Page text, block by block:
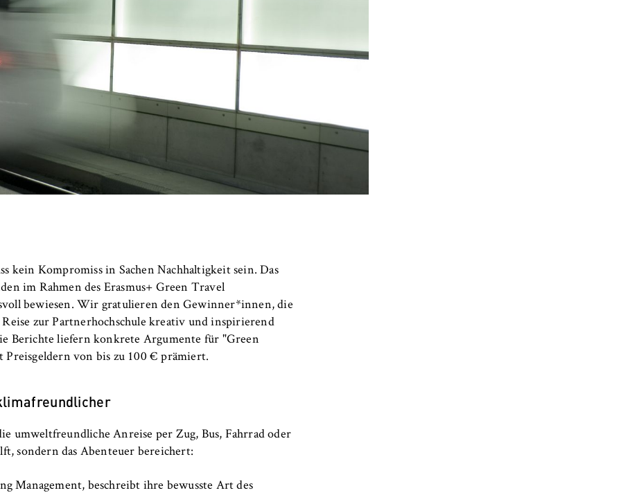
kein Kompromiss in Sachen Nachhaltigkeit sein. Das
im Rahmen des Erasmus+ Green Travel
bewiesen. Wir gratulieren den Gewinner*innen, die
zur Partnerhochschule kreativ und inspirierend
Berichte liefern konkrete Argumente für "Green
von bis zu 100 € prämiert.
umweltfreundliche Anreise per Zug, Bus, Fahrrad oder
sondern das Abenteuer bereichert:
Management, beschreibt ihre bewusste Art des
der Browsersitzung für eingeloggte Frontend-Benutzer (z. B.
Er speichert die Session-ID und sorgt dafür, dass
des Besuchs eingeloggt bleibt.
und Abspielen von eingebetteten YouTube-Videos, wobei Daten
und Cookies gesetzt werden.
_pk_ref